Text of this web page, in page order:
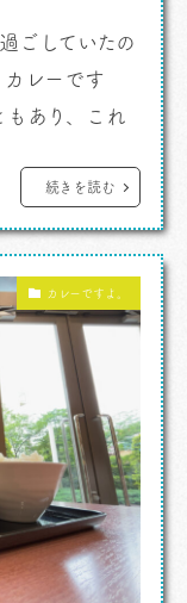
ごしていたの
レーです
あり、これ
ょうどいい
行けば幡ヶ谷
てくれるはず
続きを読む
カレーですよ。